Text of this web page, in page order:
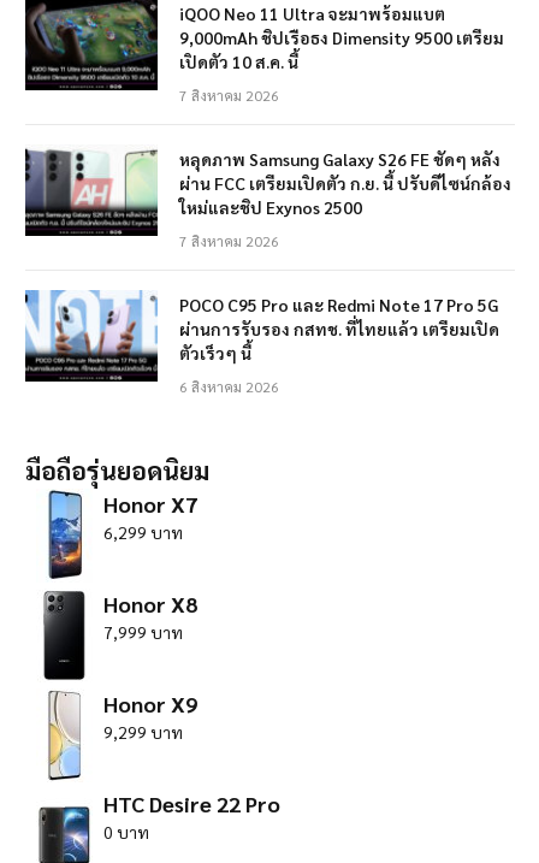
iQOO Neo 11 Ultra จะมาพร้อมแบต
9,000mAh ชิปเรือธง Dimensity 9500 เตรียม
เปิดตัว 10 ส.ค. นี้
7 สิงหาคม 2026
หลุดภาพ Samsung Galaxy S26 FE ชัดๆ หลัง
ผ่าน FCC เตรียมเปิดตัว ก.ย. นี้ ปรับดีไซน์กล้อง
ใหม่และชิป Exynos 2500
7 สิงหาคม 2026
POCO C95 Pro และ Redmi Note 17 Pro 5G
ผ่านการรับรอง กสทช. ที่ไทยแล้ว เตรียมเปิด
ตัวเร็วๆ นี้
6 สิงหาคม 2026
มือถือรุ่นยอดนิยม
Honor X7
6,299 บาท
Honor X8
7,999 บาท
Honor X9
9,299 บาท
HTC Desire 22 Pro
0 บาท